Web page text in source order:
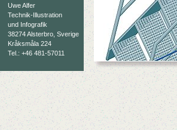
Uwe Alfer
Technik-Illustration
und Infografik
38274 Alsterbro, Sverige
Kråksmåla 224
Tel.: +46 481-57011